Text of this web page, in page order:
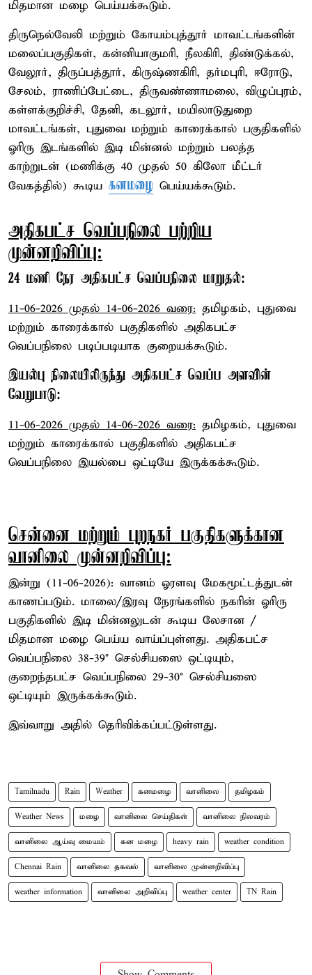
மிதமான மழை பெய்யக்கூடும்.
திருநெல்வேலி மற்றும் கோயம்புத்தூர் மாவட்டங்களின்
மலைப்பகுதிகள், கன்னியாகுமரி, நீலகிரி, திண்டுக்கல்,
வேலூர், திருப்பத்தூர், கிருஷ்ணகிரி, தர்மபுரி, ஈரோடு,
சேலம், ராணிப்பேட்டை, திருவண்ணாமலை, விழுப்புரம்,
கள்ளக்குறிச்சி, தேனி, கடலூர், மயிலாடுதுறை
மாவட்டங்கள், புதுவை மற்றும் காரைக்கால் பகுதிகளில்
ஓரிரு இடங்களில் இடி மின்னல் மற்றும் பலத்த
காற்றுடன் (மணிக்கு 40 முதல் 50 கிலோ மீட்டர்
வேகத்தில்) கூடிய கனமழை பெய்யக்கூடும்.
அதிகபட்ச வெப்பநிலை பற்றிய
முன்னறிவிப்பு:
24 மணி நேர அதிகபட்ச வெப்பநிலை மாறுதல்:
11-06-2026 முதல் 14-06-2026 வரை: தமிழகம், புதுவை
மற்றும் காரைக்கால் பகுதிகளில் அதிகபட்ச
வெப்பநிலை படிப்படியாக குறையக்கூடும்.
இயல்பு நிலையிலிருந்து அதிகபட்ச வெப்ப அளவின்
வேறுபாடு:
11-06-2026 முதல் 14-06-2026 வரை: தமிழகம், புதுவை
மற்றும் காரைக்கால் பகுதிகளில் அதிகபட்ச
வெப்பநிலை இயல்பை ஒட்டியே இருக்கக்கூடும்.
சென்னை மற்றும் புறநகர் பகுதிகளுக்கான
வானிலை முன்னறிவிப்பு:
இன்று (11-06-2026): வானம் ஓரளவு மேகமூட்டத்துடன்
காணப்படும். மாலை/இரவு நேரங்களில் நகரின் ஓரிரு
பகுதிகளில் இடி மின்னலுடன் கூடிய லேசான /
மிதமான மழை பெய்ய வாய்ப்புள்ளது. அதிகபட்ச
வெப்பநிலை 38-39° செல்சியஸை ஒட்டியும்,
குறைந்தபட்ச வெப்பநிலை 29-30° செல்சியஸை
ஒட்டியும் இருக்கக்கூடும்.
இவ்வாறு அதில் தெரிவிக்கப்பட்டுள்ளது.
Tamilnadu Rain Weather கனமழை வானிலை தமிழகம்
Weather News மழை வானிலை செய்திகள் வானிலை நிலவரம்
வானிலை ஆய்வு மையம் கன மழை heavy rain weather condition
Chennai Rain வானிலை தகவல் வானிலை முன்னறிவிப்பு
weather information வானிலை அறிவிப்பு weather center TN Rain